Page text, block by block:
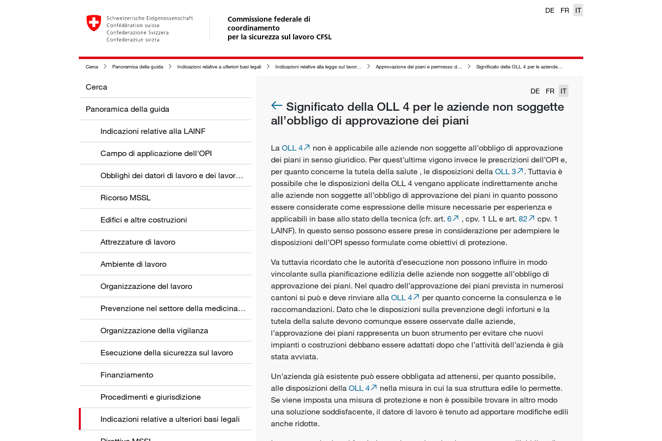
Commissione federale di
coordinamento
per la sicurezza sul lavoro CFSL
DE FR IT
Cerca Panoramica della guida Indicazioni relative a ulteriori basi legali Indicazioni relative alla legge sul lavoro (LL) Approvazione dei piani e permesso d'esercizio nell'ambito della LL Significato della OLL 4 per le aziende non soggette all’obbligo di approvazione dei piani
Cerca
Panoramica della guida
Indicazioni relative alla LAINF
Campo di applicazione dell'OPI
Obblighi dei datori di lavoro e dei lavoratori
Ricorso MSSL
Edifici e altre costruzioni
Attrezzature di lavoro
Ambiente di lavoro
Organizzazione del lavoro
Prevenzione nel settore della medicina del lavoro
Organizzazione della vigilanza
Esecuzione della sicurezza sul lavoro
Finanziamento
Procedimenti e giurisdizione
Indicazioni relative a ulteriori basi legali
DE FR IT
Significato della OLL 4 per le aziende non soggette
all’obbligo di approvazione dei piani
La OLL 4
non è applicabile alle aziende non soggette all’obbligo di approvazione
dei piani in senso giuridico. Per quest’ultime vigono invece le prescrizioni dell’OPI e,
per quanto concerne la tutela della salute , le disposizioni della OLL 3
. Tuttavia è
possibile che le disposizioni della OLL 4 vengano applicate indirettamente anche
alle aziende non soggette all’obbligo di approvazione dei piani in quanto possono
essere considerate come espressione delle misure necessarie per esperienza e
applicabili in base allo stato della tecnica (cfr. art. 6 , cpv. 1 LL e art. 82
cpv. 1
LAINF). In questo senso possono essere prese in considerazione per adempiere le
disposizioni dell’OPI spesso formulate come obiettivi di protezione.
Va tuttavia ricordato che le autorità d’esecuzione non possono influire in modo
vincolante sulla pianificazione edilizia delle aziende non soggette all’obbligo di
approvazione dei piani. Nel quadro dell’approvazione dei piani prevista in numerosi
cantoni si può e deve rinviare alla OLL 4
per quanto concerne la consulenza e le
raccomandazioni. Dato che le disposizioni sulla prevenzione degli infortuni e la
tutela della salute devono comunque essere osservate dalle aziende,
l’approvazione dei piani rappresenta un buon strumento per evitare che nuovi
impianti o costruzioni debbano essere adattati dopo che l’attività dell’azienda è già
stata avviata.
Un’azienda già esistente può essere obbligata ad attenersi, per quanto possibile,
alle disposizioni della OLL 4
nella misura in cui la sua struttura edile lo permette.
Se viene imposta una misura di protezione e non è possibile trovare in altro modo
una soluzione soddisfacente, il datore di lavoro è tenuto ad apportare modifiche edili
anche ridotte.